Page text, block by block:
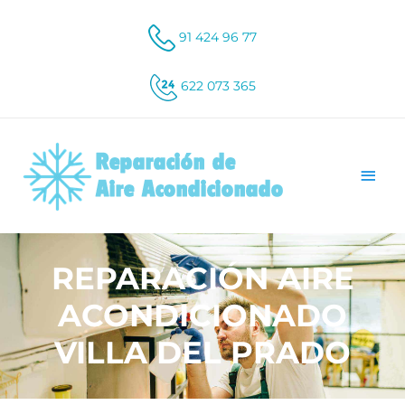
91 424 96 77
622 073 365
REPARACIÓN AIRE
ACONDICIONADO
VILLA DEL PRADO